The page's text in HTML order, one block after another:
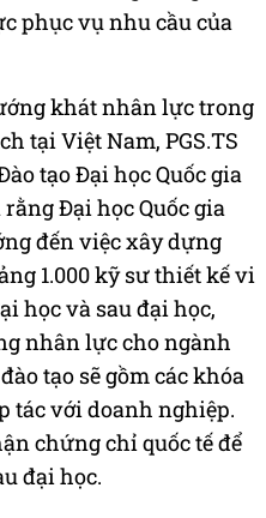
phục vụ nhu cầu của
khát nhân lực trong
tại Việt Nam, PGS.TS
tạo Đại học Quốc gia
Đại học Quốc gia
đến việc xây dựng
1.000 kỹ sư thiết kế vi
học và sau đại học,
nhân lực cho ngành
tạo sẽ gồm các khóa
tác với doanh nghiệp.
chứng chỉ quốc tế để
đại học.